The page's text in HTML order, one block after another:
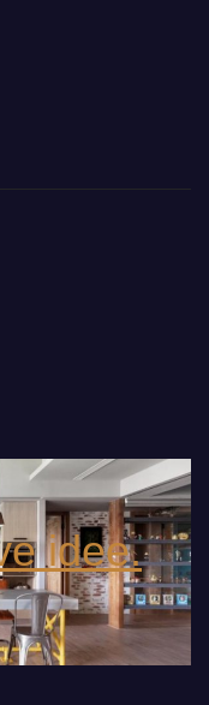
idee.